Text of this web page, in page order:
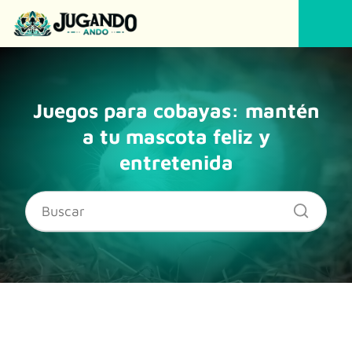
Juegos para cobayas: mantén
a tu mascota feliz y
entretenida